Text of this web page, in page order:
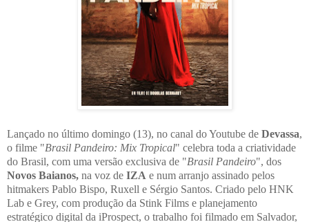
Lançado no último domingo (13), no canal do Youtube de Devassa,
o filme "Brasil Pandeiro: Mix Tropical" celebra toda a criatividade
do Brasil, com uma versão exclusiva de "Brasil Pandeiro", dos
Novos Baianos, na voz de IZA e num arranjo assinado pelos
hitmakers Pablo Bispo, Ruxell e Sérgio Santos. Criado pelo HNK
Lab e Grey, com produção da Stink Films e planejamento
estratégico digital da iProspect, o trabalho foi filmado em Salvador,